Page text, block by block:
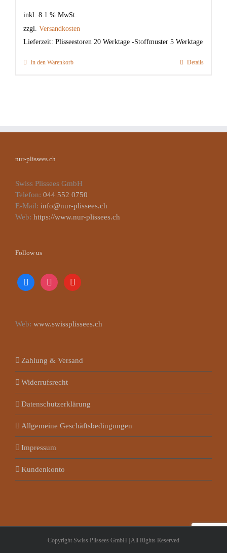
inkl. 8.1 % MwSt.
zzgl. Versandkosten
Lieferzeit: Plisseestoren 20 Werktage -Stoffmuster 5 Werktage
In den Warenkorb Details
nur-plissees.ch
Swiss Plissees GmbH
Telefon: 044 552 0750
E-Mail: info@nur-plissees.ch
Web: https://www.nur-plissees.ch
Follow us
facebookinstagramyoutube
Web: www.swissplissees.ch
Zahlung & Versand
Widerrufsrecht
Datenschutzerklärung
Allgemeine Geschäftsbedingungen
Impressum
Kundenkonto
Copyright Swiss Plissees GmbH | All Rights Reserved